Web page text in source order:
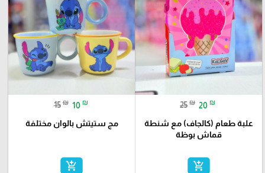
25 ₪ 20 ₪
علبة طعام (كالجاف) مع شنطة
قماش بوظة
add_shopping_cart
15 ₪ 10 ₪
مج ستيتش بالوان مختلفة
add_shopping_cart